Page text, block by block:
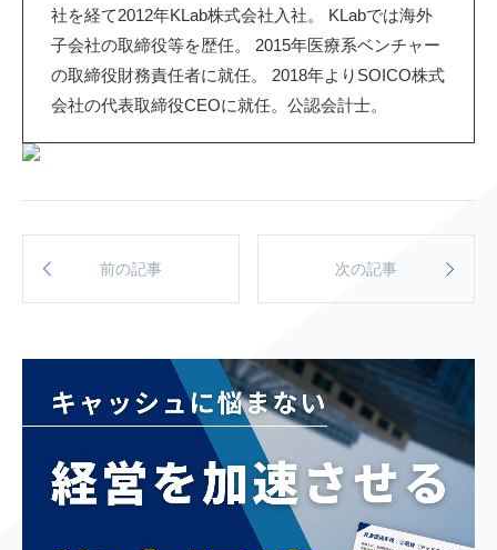
社を経て2012年KLab株式会社入社。 KLabでは海外
子会社の取締役等を歴任。 2015年医療系ベンチャー
の取締役財務責任者に就任。 2018年よりSOICO株式
会社の代表取締役CEOに就任。公認会計士。
前の記事 次の記事